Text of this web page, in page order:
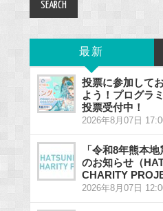
最新
投票に参加して
よう！プログラ
投票受付中！
2026年8月07日
「令和8年熊本
のお知らせ（
CHARITY
2026年8月07日